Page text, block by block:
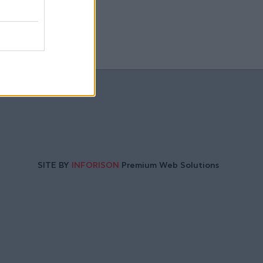
SITE BY INFORISON Premium Web Solutions